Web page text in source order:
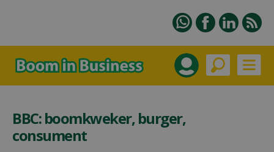
BBC: boomkweker, burger,
consument